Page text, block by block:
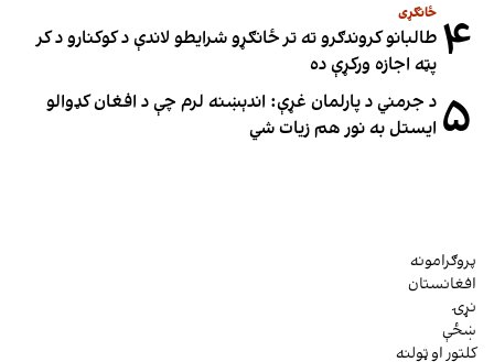
۴ ځانګړی
طالبانو کروندګرو ته تر ځانګړو شرایطو لاندې د کوکنارو د کر
پټه اجازه ورکړې ده
۵ د جرمني د پارلمان غړې: اندېښنه لرم چې د افغان کډوالو
ایستل به نور هم زیات شي
پروګرامونه
افغانستان
نړۍ
ښځې
کلتور او ټولنه